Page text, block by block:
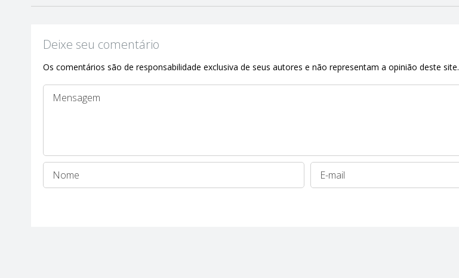
Deixe seu comentário
Os comentários são de responsabilidade exclusiva de seus autores e não representam a opinião deste site.